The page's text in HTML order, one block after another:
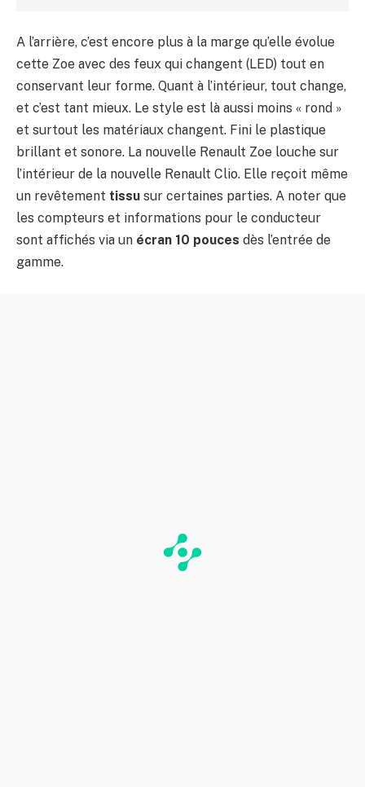
A l’arrière, c’est encore plus à la marge qu’elle évolue
cette Zoe avec des feux qui changent (LED) tout en
conservant leur forme. Quant à l’intérieur, tout change,
et c’est tant mieux. Le style est là aussi moins « rond »
et surtout les matériaux changent. Fini le plastique
brillant et sonore. La nouvelle Renault Zoe louche sur
l’intérieur de la nouvelle Renault Clio. Elle reçoit même
un revêtement tissu sur certaines parties. A noter que
les compteurs et informations pour le conducteur
sont affichés via un écran 10 pouces dès l’entrée de
gamme.